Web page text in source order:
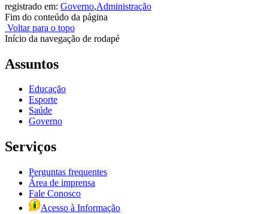
registrado em: Governo,Administração
Fim do conteúdo da página
Voltar para o topo
Início da navegação de rodapé
Assuntos
Educação
Esporte
Saúde
Governo
Serviços
Perguntas frequentes
Área de imprensa
Fale Conosco
Acesso à Informação